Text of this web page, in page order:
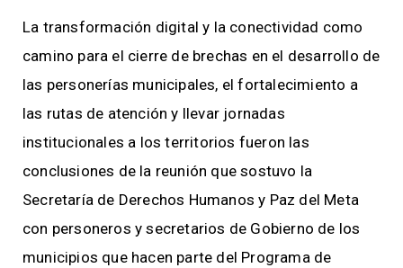
La transformación digital y la conectividad como
camino para el cierre de brechas en el desarrollo de
las personerías municipales, el fortalecimiento a
las rutas de atención y llevar jornadas
institucionales a los territorios fueron las
conclusiones de la reunión que sostuvo la
Secretaría de Derechos Humanos y Paz del Meta
con personeros y secretarios de Gobierno de los
municipios que hacen parte del Programa de